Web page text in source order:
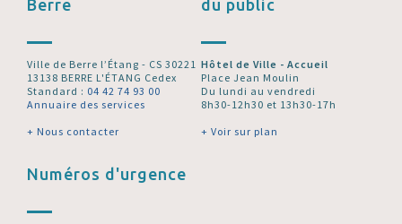
Berre
Ville de Berre l’Étang - CS 30221
13138 BERRE L'ÉTANG Cedex
Standard : 04 42 74 93 00
Annuaire des services
+ Nous contacter
du public
Hôtel de Ville - Accueil
Place Jean Moulin
Du lundi au vendredi
8h30-12h30 et 13h30-17h
+ Voir sur plan
Numéros d'urgence